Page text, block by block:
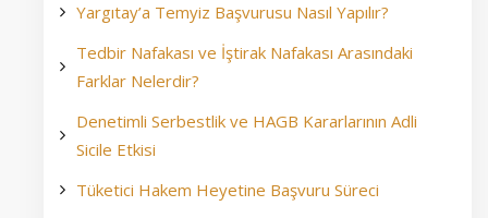
Yargıtay’a Temyiz Başvurusu Nasıl Yapılır?
Tedbir Nafakası ve İştirak Nafakası Arasındaki
Farklar Nelerdir?
Denetimli Serbestlik ve HAGB Kararlarının Adli
Sicile Etkisi
Tüketici Hakem Heyetine Başvuru Süreci